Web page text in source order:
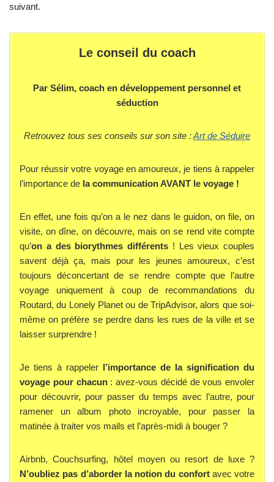
suivant.
Le conseil du coach
Par Sélim, coach en développement personnel et
séduction
Retrouvez tous ses conseils sur son site :Art de Séduire
Pour réussir votre voyage en amoureux, je tiens à rappeler
l’importance de la communication AVANT le voyage !
En effet, une fois qu’on a le nez dans le guidon, on file, on
visite, on dîne, on découvre, mais on se rend vite compte
qu’on a des biorythmes différents ! Les vieux couples
savent déjà ça, mais pour les jeunes amoureux, c’est
toujours déconcertant de se rendre compte que l’autre
voyage uniquement à coup de recommandations du
Routard, du Lonely Planet ou de TripAdvisor, alors que soi-
même on préfère se perdre dans les rues de la ville et se
laisser surprendre !
Je tiens à rappeler l’importance de la signification du
voyage pour chacun: avez-vous décidé de vous envoler
pour découvrir, pour passer du temps avec l’autre, pour
ramener un album photo incroyable, pour passer la
matinée à traiter vos mails et l’après-midi à bouger ?
Airbnb, Couchsurfing, hôtel moyen ou resort de luxe ?
N’oubliez pas d’aborder la notion du confortavec votre